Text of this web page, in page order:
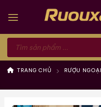
Tìm
kiếm
phẩm
TRANG CHỦ RƯỢU